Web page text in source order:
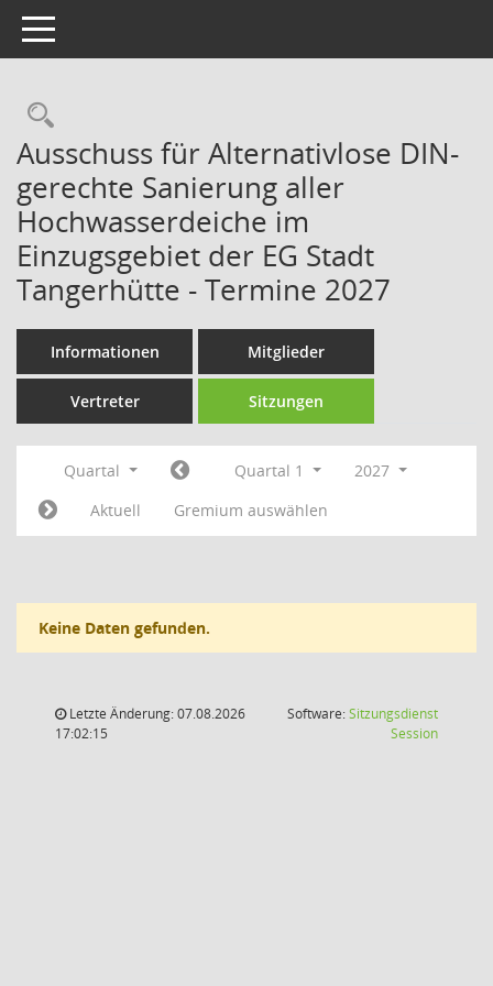
Toggle navigation
Rechercheauswahl
Ausschuss für Alternativlose DIN-
gerechte Sanierung aller
Hochwasserdeiche im
Einzugsgebiet der EG Stadt
Tangerhütte - Termine 2027
Informationen Mitglieder
Vertreter Sitzungen
Quartal Quartal 1
2027
Aktuell
Gremium auswählen
Keine Daten gefunden.
Letzte Änderung: 07.08.2026
17:02:15
Software:Sitzungsdienst
Session(Wird in